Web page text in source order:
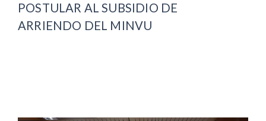
POSTULAR AL SUBSIDIO DE
ARRIENDO DEL MINVU